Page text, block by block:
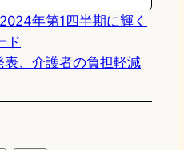
k
年第1四半期に輝く
ド
、介護者の負担軽減